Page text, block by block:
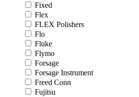
Fixed
Flex
FLEX Polishers
Flo
Fluke
Flymo
Forsage
Forsage Instrument
Freed Conn
Fujitsu